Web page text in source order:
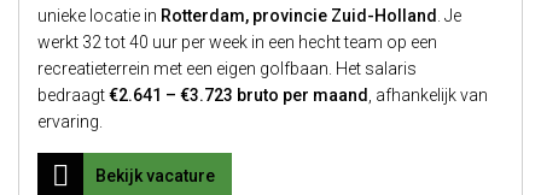
unieke locatie in Rotterdam, provincie Zuid-Holland . Je
werkt 32 tot 40 uur per week in een hecht team op een
recreatieterrein met een eigen golfbaan. Het salaris
bedraagt€2.641 – €3.723 bruto per maand
, afhankelijk van
ervaring.
Bekijk vacature